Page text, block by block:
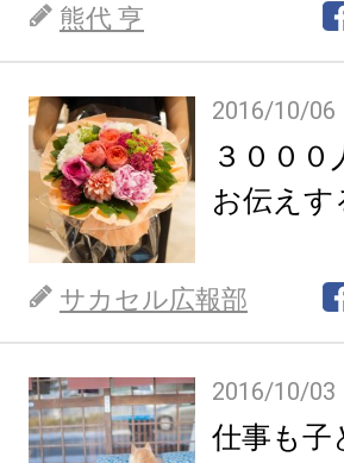
熊代 亨
2016/10/06
３００
お伝えす
サカセル広報部
2016/10/03
仕事も子